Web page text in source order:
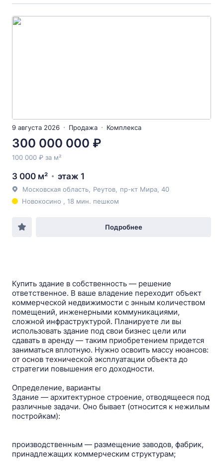
9 августа 2026 Продажа Комплекса
300 000 000 ₽
100 000 ₽ за м²
3 000 м² этаж 1
Московская область Реутов пр-кт Мира , 40
Новокосино , 18 мин. пешком
Подробнее
Купить здание в собственность — решение
ответственное. В ваше владение переходит объект
коммерческой недвижимости c энным количеством
помещений, инженерными коммуникациями,
сложной инфраструктурой. Планируете ли вы
использовать здание под свои бизнес цели или
сдавать в аренду — таким приобретением придется
заниматься вплотную. Нужно освоить массу нюансов:
от основ технической эксплуатации объекта до
стратегии повышения его доходности.
Определение, варианты
Здание — архитектурное строение, отводящееся под
различные задачи. Оно бывает (относится к нежилым
постройкам):
производственным — размещение заводов, фабрик,
принадлежащих коммерческим структурам;